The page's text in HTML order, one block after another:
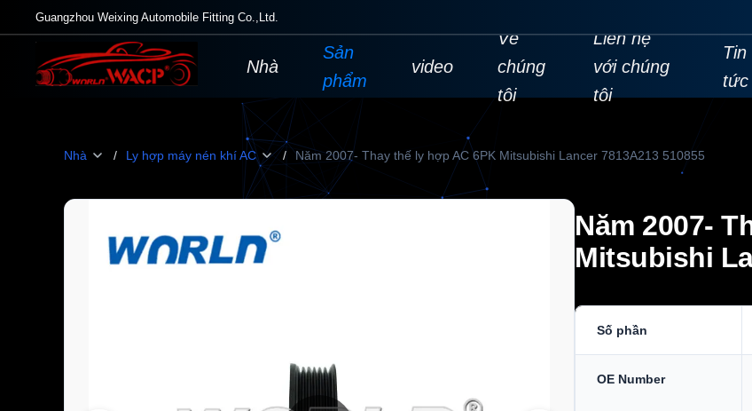
Guangzhou Weixing Automobile Fitting Co.,Ltd.
Nhà
Sản
phẩm
video
Về
chúng
tôi
Liên hệ
với chúng
tôi
Tin
tức
Nhà / Ly hợp máy nén khí AC / Năm 2007- Thay thế ly hợp AC 6PK Mitsubishi Lancer 7813A213 510855
Năm 2007-
Mitsubishi
Số phần
OE Number